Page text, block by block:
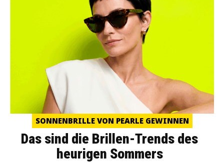
SONNENBRILLE VON PEARLE GEWINNEN
Das sind die Brillen-Trends des
heurigen Sommers